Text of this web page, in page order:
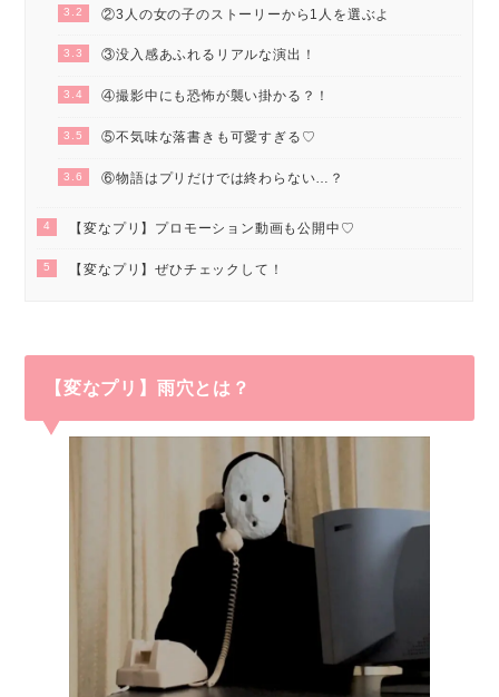
3.2 ②3人の女の子のストーリーから1人を選ぶよ
3.3 ③没入感あふれるリアルな演出！
3.4 ④撮影中にも恐怖が襲い掛かる？！
3.5 ⑤不気味な落書きも可愛すぎる♡
3.6 ⑥物語はプリだけでは終わらない…？
4 【変なプリ】プロモーション動画も公開中♡
5 【変なプリ】ぜひチェックして！
【変なプリ】雨穴とは？